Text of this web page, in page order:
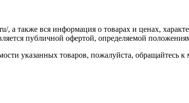
а также вся информация о товарах и ценах,
публичной офертой, определяемой
указанных товаров, пожалуйста, обращайтесь